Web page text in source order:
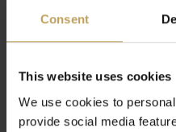
Consent
This website uses cookies
We use cookies to
provide social media
Le traitement